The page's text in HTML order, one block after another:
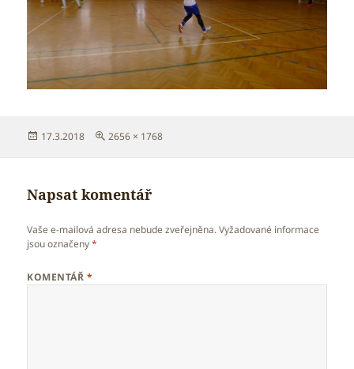
Publikováno:
17.3.2018
Původní
2656 × 1768
Napsat komentář
Vaše e-mailová adresa nebude zveřejněna. Vyžadované informace
jsou označeny*
KOMENTÁŘ *